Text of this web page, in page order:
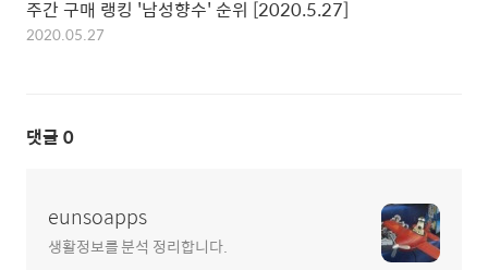
주간 구매 랭킹 '남성향수' 순위 [2020.5.27]
2020.05.27
댓글 0
eunsoapps
생활정보를 분석 정리합니다.